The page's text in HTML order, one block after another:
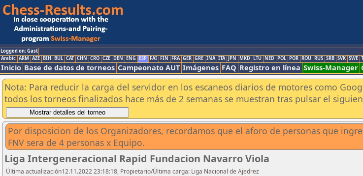
Logged on: Gast
Arabic ARM AZE BIH BUL CAT CHN CRO CZE DEN ENG ESP FAI FIN FRA GER GRE INA ITA JPN MKD LTU NED POL POR ROU RUS SRB SVK SWE
Inicio Base de datos de torneos Campeonato AUT Imágenes FAQ Registro en línea Swiss-Manager
Nota: Para reducir la carga del servidor en los escaneos diarios de motores como
todos los torneos finalizados hace más de 2 semanas se muestran tras pulsar el
Por disposicion de los Organizadores, recordamos que el aforo de personas que
FNV sera de 4 personas x Equipo.
Liga Intergeneracional Rapid Fundacion Navarro Viola
Última actualización12.11.2022 23:18:18, Propietario/Última carga: Liga Nacional de Ajedrez